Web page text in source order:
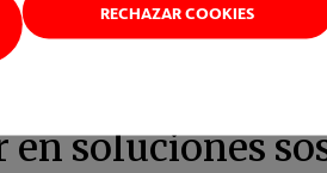
RECHAZAR COOKIES
en soluciones